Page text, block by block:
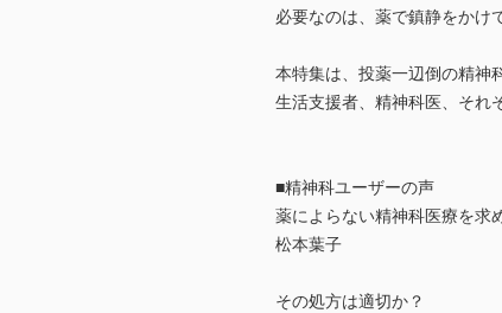
必要なのは、薬で鎮静をかけ
本特集は、投薬一辺倒の精神
生活支援者、精神科医、それ
■精神科ユーザーの声
薬によらない精神科医療を求
松本葉子
その処方は適切か？